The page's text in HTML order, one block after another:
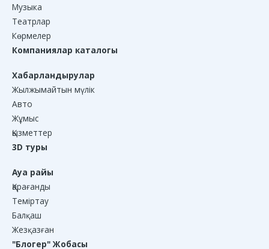
Музыка
Театрлар
Көрмелер
Компаниялар каталогы
Хабарландырулар
Жылжымайтын мүлік
Авто
Жұмыс
Қызметтер
3D туры
Ауа райы
Қарағанды
Теміртау
Балқаш
Жезқазған
"Блогер" Жобасы